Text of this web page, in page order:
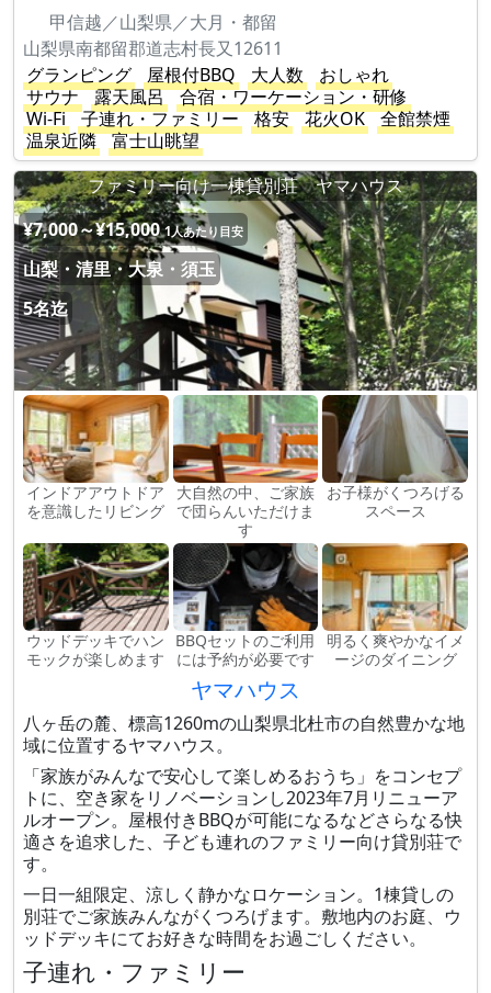
甲信越／山梨県／大月・都留
山梨県南都留郡道志村長又12611
グランピング
屋根付BBQ 大人数
おしゃれ
サウナ
露天風呂
合宿・ワーケーション・研修
Wi-Fi
子連れ・ファミリー 格安 花火OK
全館禁煙
温泉近隣
富士山眺望
ファミリー向け一棟貸別荘 ヤマハウス
¥7,000～¥15,000 1人あたり目安
山梨・清里・大泉・須玉
5名迄
インドアアウトドア
を意識したリビング
大自然の中、ご家族
で団らんいただけま
す
お子様がくつろげる
スペース
ウッドデッキでハン
モックが楽しめます
BBQセットのご利用
には予約が必要です
明るく爽やかなイメ
ージのダイニング
ヤマハウス
八ヶ岳の麓、標高1260mの山梨県北杜市の自然豊かな地
域に位置するヤマハウス。
「家族がみんなで安心して楽しめるおうち」をコンセプ
トに、空き家をリノベーションし2023年7月リニューア
ルオープン。屋根付きBBQが可能になるなどさらなる快
適さを追求した、子ども連れのファミリー向け貸別荘で
す。
一日一組限定、涼しく静かなロケーション。1棟貸しの
別荘でご家族みんながくつろげます。敷地内のお庭、ウ
ッドデッキにてお好きな時間をお過ごしください。
子連れ・ファミリー